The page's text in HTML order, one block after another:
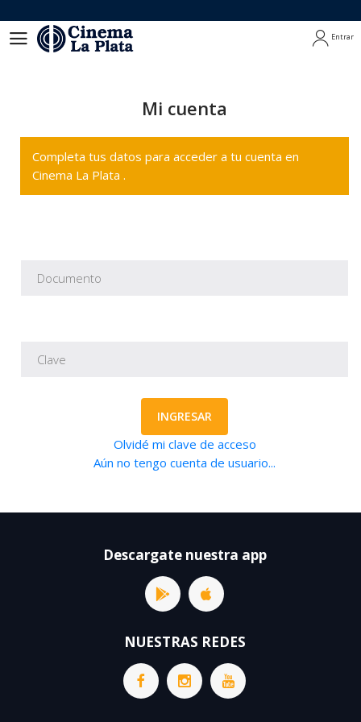
Entrar
Mi cuenta
Completa tus datos para acceder a tu cuenta en
Cinema La Plata .
INGRESAR
Olvidé mi clave de acceso
Aún no tengo cuenta de usuario...
Descargate nuestra app
NUESTRAS REDES